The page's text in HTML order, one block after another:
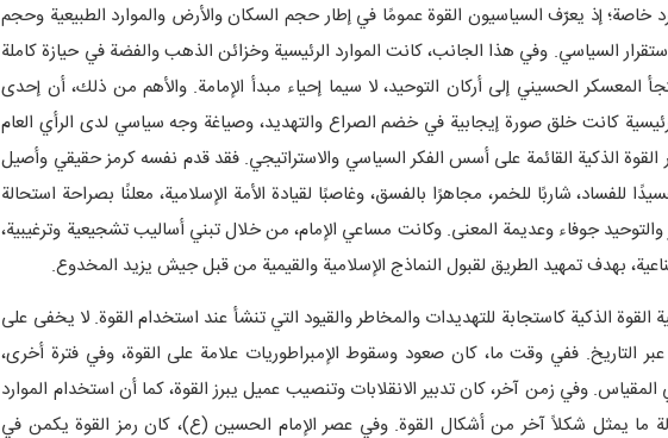
خاصة؛ إذ يعرّف السياسيون القوة عمومًا في إطار حجم السكان والأرض والموارد الطبيعية وحجم
السياسي. وفي هذا الجانب، كانت الموارد الرئيسية وخزائن الذهب والفضة في حيازة كاملة
المعسكر الحسيني إلى أركان التوحيد، لا سيما إحياء مبدأ الإمامة. والأهم من ذلك، أن إحدى
كانت خلق صورة إيجابية في خضم الصراع والتهديد، وصياغة وجه سياسي لدى الرأي العام
الذكية القائمة على أسس الفكر السياسي والاستراتيجي. فقد قدم نفسه كرمز حقيقي وأصيل
للفساد، شاربًا للخمر، مجاهرًا بالفسق، وغاصبًا لقيادة الأمة الإسلامية، معلنًا بصراحة استحالة
والتوحيد جوفاء وعديمة المعنى. وكانت مساعي الإمام، من خلال تبني أساليب تشجيعية وترغيبية،
بهدف تمهيد الطريق لقبول النماذج الإسلامية والقيمية من قبل جيش يزيد المخدوع.
الذكية كاستجابة للتهديدات والمخاطر والقيود التي تنشأ عند استخدام القوة. لا يخفى على
التاريخ. ففي وقت ما، كان صعود وسقوط الإمبراطوريات علامة على القوة، وفي فترة أخرى،
وفي زمن آخر، كان تدبير الانقلابات وتنصيب عميل يبرز القوة، كما أن استخدام الموارد
ما يمثل شكلاً آخر من أشكال القوة. وفي عصر الإمام الحسين (ع)، كان رمز القوة يكمن في